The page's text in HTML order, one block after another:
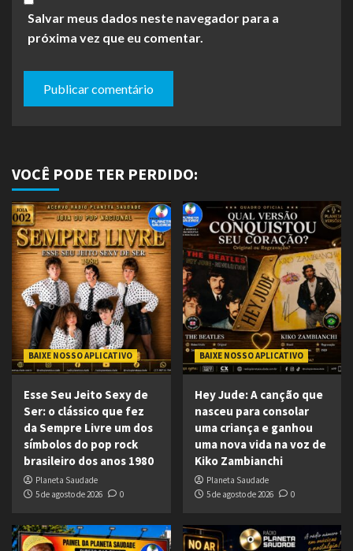
Salvar meus dados neste navegador para a
próxima vez que eu comentar.
VOCÊ PODE TER PERDIDO:
BAIXE NOSSO APLICATIVO
Esse Seu Jeito Sexy de
Ser: o clássico que fez
da Sempre Livre um dos
símbolos do pop rock
brasileiro dos anos 1980
Planeta Saudade
5 de agosto de 2026
0
BAIXE NOSSO APLICATIVO
Hey Jude: A canção que
nasceu para consolar
uma criança e ganhou
uma nova vida na voz de
Kiko Zambianchi
Planeta Saudade
5 de agosto de 2026
0